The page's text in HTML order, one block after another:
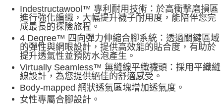
Indestructawool™ 專利耐用技術： 於高衝擊磨損區
進行強化編織，大幅提升襪子耐用度，能陪伴您完
成最長的探險旅程。
4 Degree™ 四向彈力伸縮合腳系統：透過關鍵區域
的彈性與網眼設計，提供高效能的貼合度，有助於
提升透氣性並預防水泡產生。
Virtually Seamless™ 無縫線平織襪頭：採用平織縫
線設計，為您提供絕佳的舒適感受。
Body-mapped 網狀透氣區塊增加透氣度。
女性專屬合腳設計。